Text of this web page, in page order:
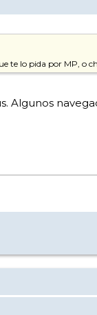
te lo pida por MP, o